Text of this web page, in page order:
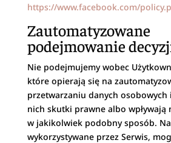
https://www.facebook.com/
Zautomatyzowane
podejmowanie
Nie podejmujemy wobec
które opierają się na
przetwarzaniu danych osobowych
nich skutki prawne albo wpływają
w jakikolwiek podobny sposób.
wykorzystywane przez Serwis,